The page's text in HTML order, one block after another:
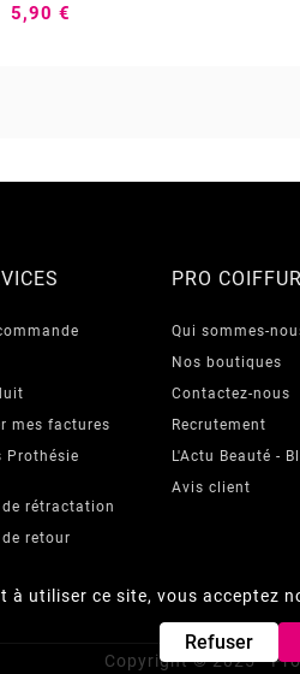
à utiliser ce site, vous acceptez
Refuser
5,90 €
mes factures
Prothésie
rétractation
retour
PRO
Qui sommes-
Nos boutiques
Contactez-nous
Recrutement
L'Actu Beauté -
Avis client
Copyright © 2025 -